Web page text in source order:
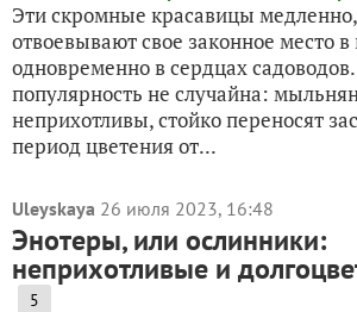
Эти скромные красавицы
отвоевывают свое законное место
одновременно в сердцах
популярность не случайна:
неприхотливы, стойко переносят
период цветения от...
Uleyskaya 26 июля 2023, 16:48
Энотеры, или ослинники:
неприхотливые и
5